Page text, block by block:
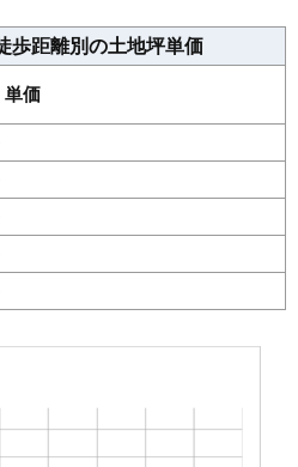
11万円 691万円
8.4万円 603万円
8.3万円 584万円
歩距離別の土地坪単価
単価